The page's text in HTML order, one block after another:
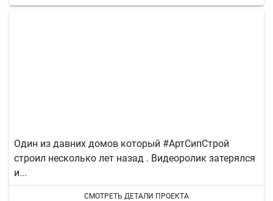
Один из давних домов который #АртСипСтрой
строил несколько лет назад . Видеоролик затерялся
и...
СМОТРЕТЬ ДЕТАЛИ ПРОЕКТА